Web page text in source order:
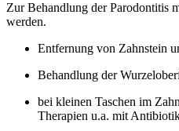
Zur Behandlung der Parodontitis
werden.
Entfernung von Zahnstein
Behandlung der
bei kleinen Taschen im
Therapien u.a. mit